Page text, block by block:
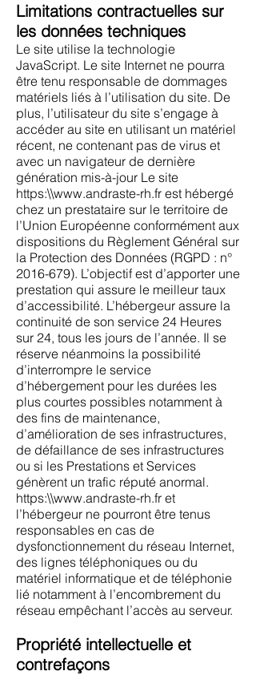
Limitations contractuelles sur
les données techniques
Le site utilise la technologie
JavaScript. Le site Internet ne pourra
être tenu responsable de dommages
matériels liés à l’utilisation du site. De
plus, l’utilisateur du site s’engage à
accéder au site en utilisant un matériel
récent, ne contenant pas de virus et
avec un navigateur de dernière
génération mis-à-jour Le site
https:\\www.andraste-rh.fr est hébergé
chez un prestataire sur le territoire de
l’Union Européenne conformément aux
dispositions du Règlement Général sur
la Protection des Données (RGPD : n°
2016-679). L’objectif est d’apporter une
prestation qui assure le meilleur taux
d’accessibilité. L’hébergeur assure la
continuité de son service 24 Heures
sur 24, tous les jours de l’année. Il se
réserve néanmoins la possibilité
d’interrompre le service
d’hébergement pour les durées les
plus courtes possibles notamment à
des fins de maintenance,
d’amélioration de ses infrastructures,
de défaillance de ses infrastructures
ou si les Prestations et Services
génèrent un trafic réputé anormal.
https:\\www.andraste-rh.fr et
l’hébergeur ne pourront être tenus
responsables en cas de
dysfonctionnement du réseau Internet,
des lignes téléphoniques ou du
matériel informatique et de téléphonie
lié notamment à l’encombrement du
réseau empêchant l’accès au serveur.
Propriété intellectuelle et
contrefaçons